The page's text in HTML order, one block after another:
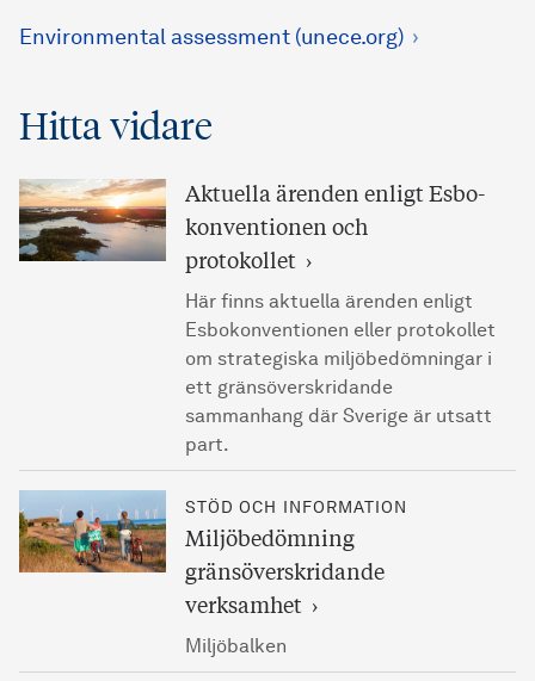
Environmental assessment (unece.org)
Hitta vidare
Aktuella ärenden enligt Esbo­
konventionen och
protokollet
Här finns aktuella ärenden enligt
Esbokonventionen eller protokollet
om strategiska miljöbedömningar i
ett gränsöverskridande
sammanhang där Sverige är utsatt
part.
STÖD OCH INFORMATION
Miljöbedömning
gränsöverskridande
verksamhet
Miljöbalken